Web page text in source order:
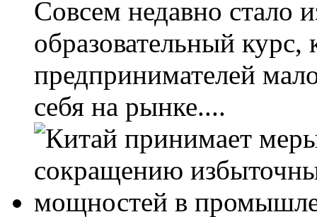
Совсем недавно стало
образовательный курс,
предпринимателей
себя на рынке....